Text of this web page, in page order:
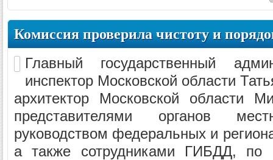
Комиссия проверила чистоту и
Главный государственный
инспектор Московской области
архитектор Московской области
представителями органов
руководством федеральных и
а также сотрудниками ГИБДД, по